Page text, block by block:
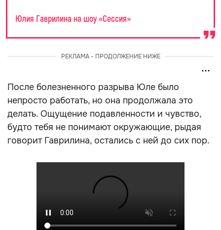
Юлия Гаврилина на шоу «Сессия»
РЕКЛАМА - ПРОДОЛЖЕНИЕ НИЖЕ
После болезненного разрыва Юле было
непросто работать, но она продолжала это
делать. Ощущение подавленности и чувство,
будто тебя не понимают окружающие, рыдая
говорит Гаврилина, остались с ней до сих пор.